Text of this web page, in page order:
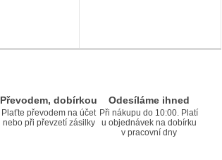
Převodem, dobírkou
Plaťte převodem na účet
nebo při převzetí zásilky
Odesíláme ihned
Při nákupu do 10:00. Platí
u objednávek na dobírku
v pracovní dny